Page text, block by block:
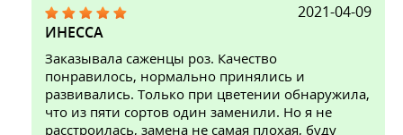
2021-04-09
ИНЕССА
Заказывала саженцы роз. Качество
понравилось, нормально принялись и
развивались. Только при цветении обнаружила,
что из пяти сортов один заменили. Но я не
расстроилась, замена не самая плохая, буду